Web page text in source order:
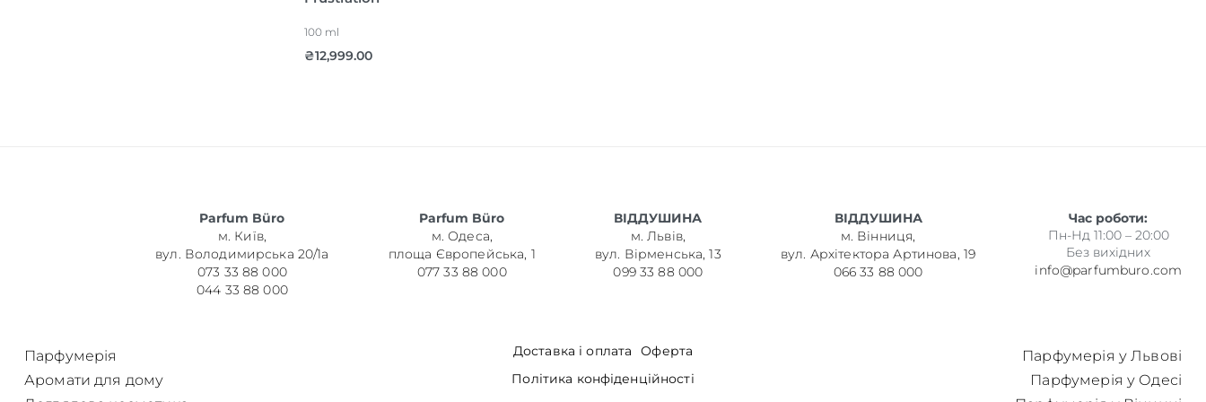
100 ml
₴12,999.00
Parfum Büro
м. Київ,
вул. Володимирська 20/1а
073 33 88 000
044 33 88 000
Parfum Büro
м. Одеса,
площа Європейська, 1
077 33 88 000
ВІДДУШИНА
м. Львів,
вул. Вірменська, 13
099 33 88 000
ВІДДУШИНА
м. Вінниця,
вул. Архітектора Артинова, 19
066 33 88 000
Час роботи:
Пн-Нд 11:00 – 20:00
Без вихідних
info@parfumburo.com
Парфумерія
Аромати для дому
Доставка і оплата
Оферта
Політика конфіденційності
Парфумерія у Львові
Парфумерія у Одесі